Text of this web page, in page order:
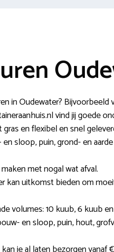
in Oudewater?
vind jij goede
en flexibel en snel
sloop, puin, grond- en
met nogal wat afval.
kan uitkomst bieden om
volumes: 10 kuub, 6 kuub
en sloop, puin, hout,